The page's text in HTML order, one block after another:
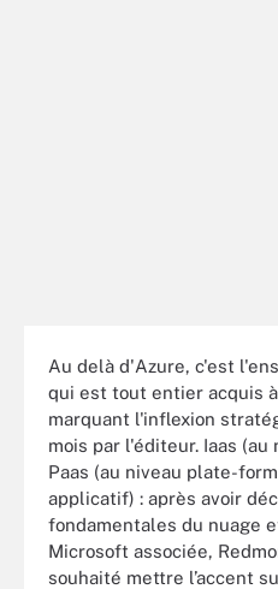
Au delà d'Azure, c'est
qui est tout entier acquis
marquant l'inflexion
mois par l'éditeur. Iaas
Paas (au niveau plate-
applicatif) : après avoir
fondamentales du nuage
Microsoft associée,
souhaité mettre l’accent